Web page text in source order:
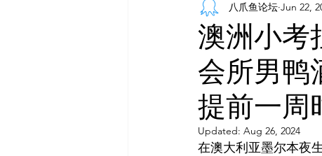
AI 工具 AI Tool
灵感库 AI 新闻
澳洲小考
会所男鸭
提前一周
八爪鱼论坛 Jun 22,
Updated: Aug 26, 2024
在澳大利亚墨尔本夜